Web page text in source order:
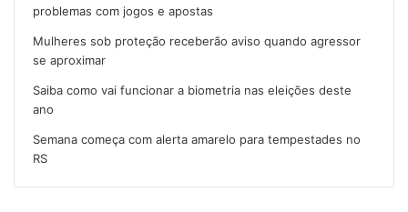
problemas com jogos e apostas
Mulheres sob proteção receberão aviso quando agressor
se aproximar
Saiba como vai funcionar a biometria nas eleições deste
ano
Semana começa com alerta amarelo para tempestades no
RS